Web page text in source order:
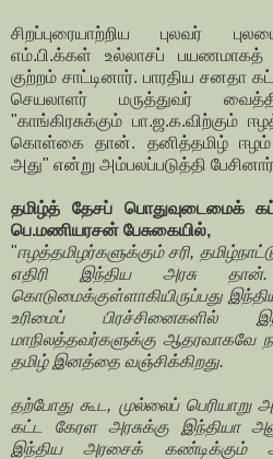
சிறப்புரையாற்றிய புலவர்
எம்.பி.க்கள் உல்லாசப்
குற்றம் சாட்டினார். பாரதிய சனதா
செயலாளர் மருத்துவர்
"காங்கிரசுக்கும் பா.ஜ.க.விற்கும்
கொள்கை தான். தனித்தமிழ்
அது" என்று அம்பலப்படுத்தி
தமிழ்த் தேசப் பொதுவுடைமைக்
பெ.மணியரசன் பேசுகையில்,
"ஈழத்தமிழர்களுக்கும் சரி,
எதிரி இந்திய அரசு
கொடுமைக்குள்ளாகியிருப்பது
உரிமைப்
மாநிலத்தவர்களுக்கு ஆதரவாகவே
தமிழ் இனத்தை வஞ்சிக்கிறது.
தற்போது கூட, முல்லைப்
கட்ட கேரள அரசுக்கு இந்தியா
இந்திய அரசைக் கண்டிக்கும்